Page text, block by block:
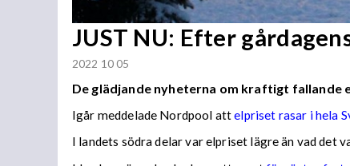
JUST NU: Efter
2022 10 05
De glädjande nyheterna om kraftigt
Igår meddelade Nordpool attelpriset rasar i hela
I landets södra delar var elpriset lägre än vad det